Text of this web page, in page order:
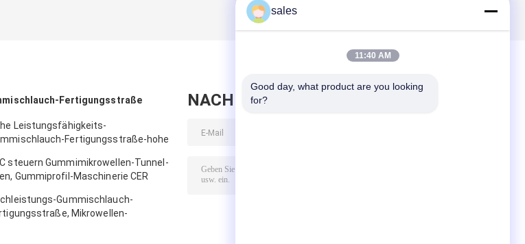
Fertigungsstraße
Leistungsfähigkeits-
Fertigungsstraße-hohe
steuern Gummimikrowellen-Tunnel-
Gummiprofil-Maschinerie CER
Gummischlauch-
Mikrowellen-
NACHRICHT HINTERLASSEN
sales
11:40 AM
Good day, what product are you looking
for?